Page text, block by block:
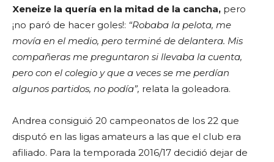
Xeneize la quería en la mitad de la cancha, pero
¡no paró de hacer goles!: “Robaba la pelota, me
movía en el medio, pero terminé de delantera. Mis
compañeras me preguntaron si llevaba la cuenta,
pero con el colegio y que a veces se me perdían
algunos partidos, no podía”, relata la goleadora.
Andrea consiguió 20 campeonatos de los 22 que
disputó en las ligas amateurs a las que el club era
afiliado. Para la temporada 2016/17 decidió dejar de